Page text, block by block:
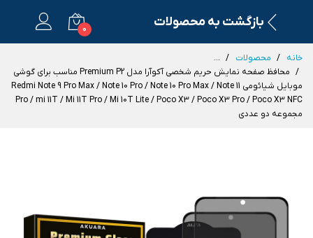
بازگشت به محصولات 0
خانه محصولات
...
محافظ صفحه نمایش حریم شخصی آکوآرا مدل Premium P2 مناسب برای گوشی
موبایل شیائومی Redmi Note 9 Pro Max / Note 10 Pro / Note 10 Pro Max / Note 11
Pro / mi 11T / Mi 11T Pro / Mi 10T Lite / Poco X3 / Poco X3 Pro / Poco X3 NFC
مجموعه دو عددی